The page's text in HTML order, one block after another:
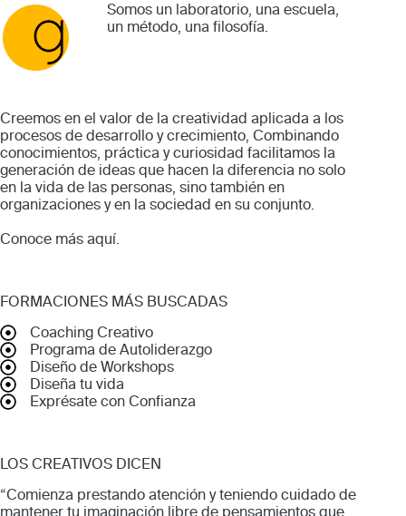
Somos un laboratorio, una escuela,
un método, una filosofía.
Creemos en el valor de la creatividad aplicada a los
procesos de desarrollo y crecimiento, Combinando
conocimientos, práctica y curiosidad facilitamos la
generación de ideas que hacen la diferencia no solo
en la vida de las personas, sino también en
organizaciones y en la sociedad en su conjunto.
Conoce más aquí.
FORMACIONES MÁS BUSCADAS
Coaching Creativo
Programa de Autoliderazgo
Diseño de Workshops
Diseña tu vida
Exprésate con Confianza
LOS CREATIVOS DICEN
“Comienza prestando atención y teniendo cuidado de
mantener tu imaginación libre de pensamientos que